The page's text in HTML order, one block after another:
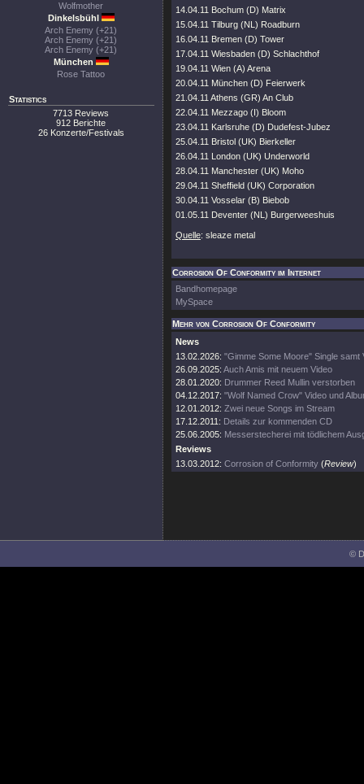
Wolfmother
Dinkelsbühl
Arch Enemy (+21)
Arch Enemy (+21)
Arch Enemy (+21)
München
Rose Tattoo
Statistics
7713 Reviews
912 Berichte
26 Konzerte/Festivals
14.04.11 Bochum (D) Matrix
15.04.11 Tilburg (NL) Roadburn
16.04.11 Bremen (D) Tower
17.04.11 Wiesbaden (D) Schlachthof
19.04.11 Wien (A) Arena
20.04.11 München (D) Feierwerk
21.04.11 Athens (GR) An Club
22.04.11 Mezzago (I) Bloom
23.04.11 Karlsruhe (D) Dudefest-Jubez
25.04.11 Bristol (UK) Bierkeller
26.04.11 London (UK) Underworld
28.04.11 Manchester (UK) Moho
29.04.11 Sheffield (UK) Corporation
30.04.11 Vosselar (B) Biebob
01.05.11 Deventer (NL) Burgerweeshuis
Quelle: sleaze metal
Corrosion Of Conformity im Internet
Bandhomepage
MySpace
Mehr von Corrosion Of Conformity
News
13.02.2026: "Gimme Some Moore" Single samt
26.09.2025: Auch Amis mit neuem Video
28.01.2020: Drummer Reed Mullin verstorben
04.12.2017: "Wolf Named Crow" Video und
12.01.2012: Zwei neue Songs im Stream
17.12.2011: Details zur kommenden CD
25.06.2005: Messerstecherei mit tödlichem
Reviews
13.03.2012: Corrosion of Conformity (Review)
©